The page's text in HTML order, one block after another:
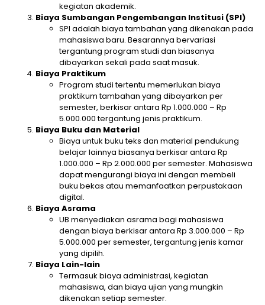
kegiatan akademik.
Biaya Sumbangan Pengembangan Institusi (SPI)
SPI adalah biaya tambahan yang dikenakan pada
mahasiswa baru. Besarannya bervariasi
tergantung program studi dan biasanya
dibayarkan sekali pada saat masuk.
Biaya Praktikum
Program studi tertentu memerlukan biaya
praktikum tambahan yang dibayarkan per
semester, berkisar antara Rp 1.000.000 – Rp
5.000.000 tergantung jenis praktikum.
Biaya Buku dan Material
Biaya untuk buku teks dan material pendukung
belajar lainnya biasanya berkisar antara Rp
1.000.000 – Rp 2.000.000 per semester. Mahasiswa
dapat mengurangi biaya ini dengan membeli
buku bekas atau memanfaatkan perpustakaan
digital.
Biaya Asrama
UB menyediakan asrama bagi mahasiswa
dengan biaya berkisar antara Rp 3.000.000 – Rp
5.000.000 per semester, tergantung jenis kamar
yang dipilih.
Biaya Lain-lain
Termasuk biaya administrasi, kegiatan
mahasiswa, dan biaya ujian yang mungkin
dikenakan setiap semester.